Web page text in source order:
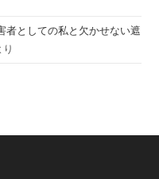
者としての私と欠かせない遮
り